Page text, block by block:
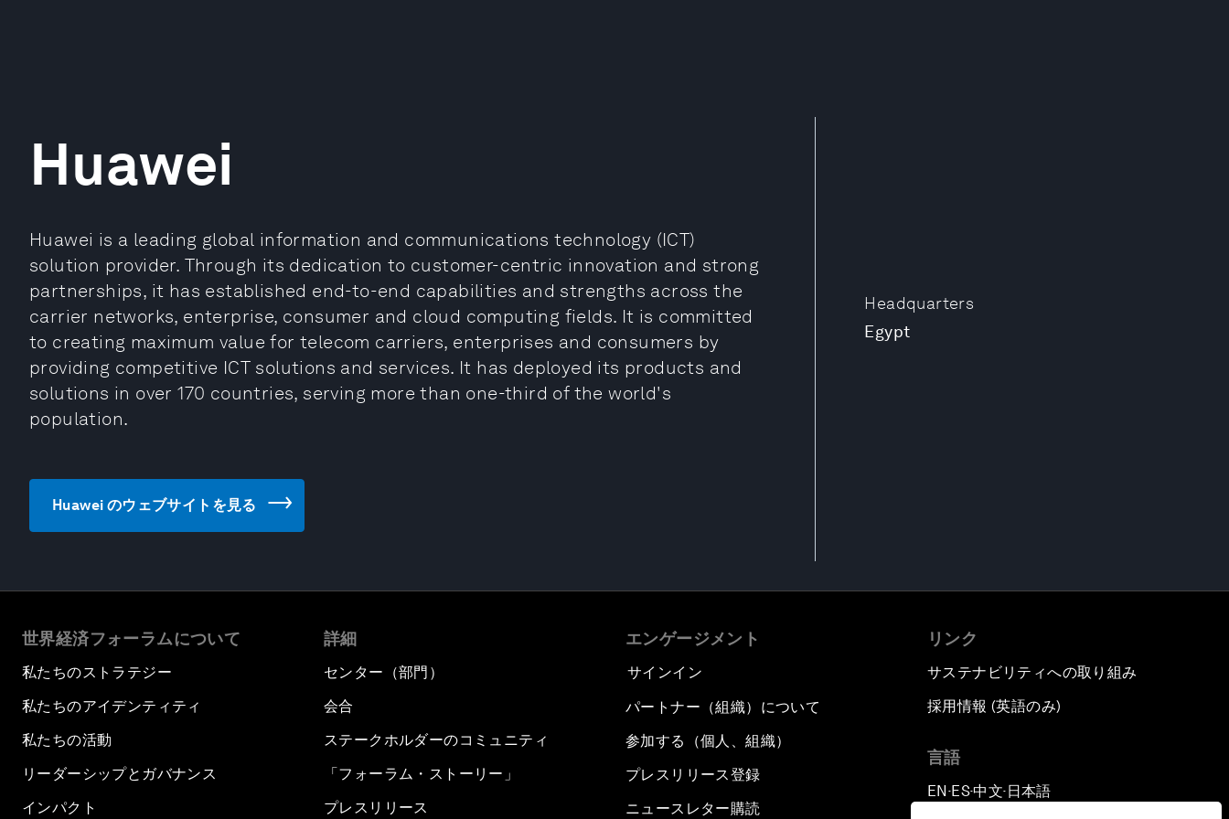
Headquarters
Egypt
Huawei
Huawei is a leading global information and communications technology (ICT)
solution provider. Through its dedication to customer-centric innovation and strong
partnerships, it has established end-to-end capabilities and strengths across the
carrier networks, enterprise, consumer and cloud computing fields. It is committed
to creating maximum value for telecom carriers, enterprises and consumers by
providing competitive ICT solutions and services. It has deployed its products and
solutions in over 170 countries, serving more than one-third of the world's
population.
Huawei のウェブサイトを見る
世界経済フォーラムについて
私たちのストラテジー
私たちのアイデンティティ
私たちの活動
リーダーシップとガバナンス
インパクト
詳細
センター（部門）
会合
ステークホルダーのコミュニティ
「フォーラム・ストーリー」
プレスリリース
エンゲージメント
サインイン
パートナー（組織）について
参加する（個人、組織）
プレスリリース登録
ニュースレター購読
リンク
サステナビリティへの取り組み
採用情報 (英語のみ)
言語
EN ▪ES▪中文▪ 日本語